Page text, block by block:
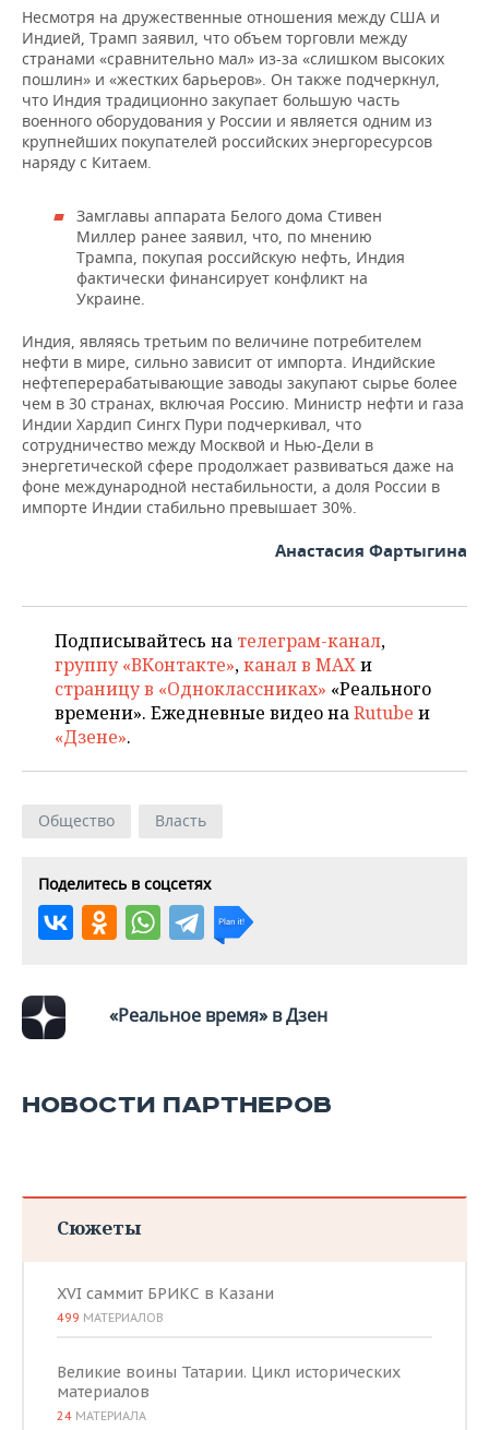
Несмотря на дружественные отношения между США и
Индией, Трамп заявил, что объем торговли между
странами «сравнительно мал» из-за «слишком высоких
пошлин» и «жестких барьеров». Он также подчеркнул,
что Индия традиционно закупает большую часть
военного оборудования у России и является одним из
крупнейших покупателей российских энергоресурсов
наряду с Китаем.
Замглавы аппарата Белого дома Стивен
Миллер ранее заявил, что, по мнению
Трампа, покупая российскую нефть, Индия
фактически финансирует конфликт на
Украине.
Индия, являясь третьим по величине потребителем
нефти в мире, сильно зависит от импорта. Индийские
нефтеперерабатывающие заводы закупают сырье более
чем в 30 странах, включая Россию. Министр нефти и газа
Индии Хардип Сингх Пури подчеркивал, что
сотрудничество между Москвой и Нью-Дели в
энергетической сфере продолжает развиваться даже на
фоне международной нестабильности, а доля России в
импорте Индии стабильно превышает 30%.
Анастасия Фартыгина
Подписывайтесь на телеграм-канал,
группу «ВКонтакте»,канал в MAXи
страницу в «Одноклассниках» «Реального
времени». Ежедневные видео наRutube и
«Дзене».
Общество Власть
Поделитесь в соцсетях
«Реальное время» в Дзен
НОВОСТИ ПАРТНЕРОВ
Сюжеты
XVI саммит БРИКС в Казани
499 МАТЕРИАЛОВ
Великие воины Татарии. Цикл исторических
материалов
24 МАТЕРИАЛА